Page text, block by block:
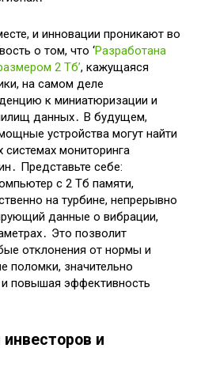
и инновации проникают во
о том, что ‘Разработана
2 Тб’, кажущаяся
на самом деле
к миниатюризации и
данных․ В будущем,
устройства могут найти
мониторинга
Представьте себе:
с 2 Тб памяти,
на турбине, непрерывно
данные о вибрации,
Это позволит
отклонения от нормы и
поломки, значительно
повышая эффективность
и